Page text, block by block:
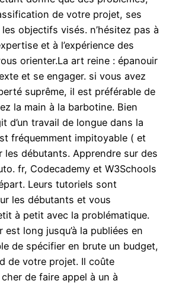
de votre projet, ses
objectifs visés. n’hésitez pas à
et à l’expérience des
orienter.La art reine : épanouir
et se engager. si vous avez
suprême, il est préférable de
la main à la barbotine. Bien
d’un travail de longue dans la
fréquemment impitoyable ( et
les débutants. Apprendre sur des
fr, Codecademy et W3Schools
Leurs tutoriels sont
les débutants et vous
à petit avec la problématique.
est long jusqu’à la publiées en
de spécifier en brute un budget,
de votre projet. Il coûte
de faire appel à un à